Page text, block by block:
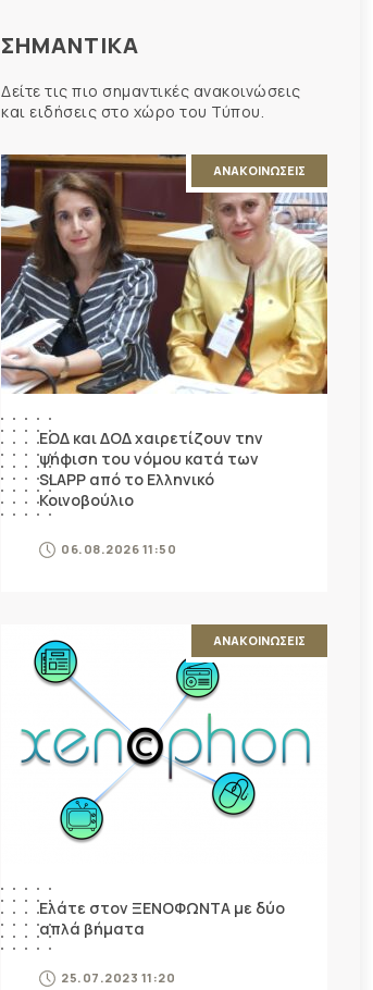
ΣΗΜΑΝΤΙΚΑ
Δείτε τις πιο σημαντικές ανακοινώσεις
και ειδήσεις στο χώρο του Τύπου.
ΑΝΑΚΟΙΝΩΣΕΙΣ
ΕΟΔ και ΔΟΔ χαιρετίζουν την
ψήφιση του νόμου κατά των
SLAPP από το Ελληνικό
Κοινοβούλιο
06.08.2026 11:50
ΑΝΑΚΟΙΝΩΣΕΙΣ
Ελάτε στον ΞΕΝΟΦΩΝΤΑ με δύο
απλά βήματα
25.07.2023 11:20